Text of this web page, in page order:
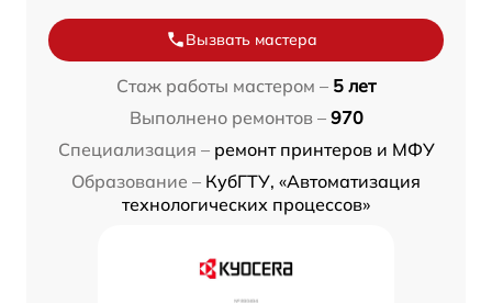
Вызвать мастера
Стаж работы мастером – 5 лет
Выполнено ремонтов – 970
Специализация – ремонт принтеров и МФУ
Образование – КубГТУ, «Автоматизация
технологических процессов»